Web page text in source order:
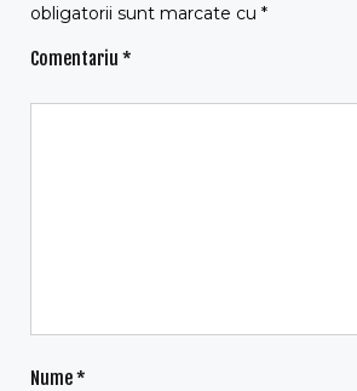
obligatorii sunt marcate cu *
Comentariu *
Nume*